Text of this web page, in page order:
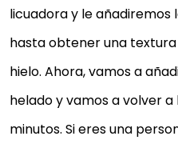
licuadora y le añadiremos
hasta obtener una
hielo. Ahora, vamos a
helado y vamos a volver
minutos. Si eres una